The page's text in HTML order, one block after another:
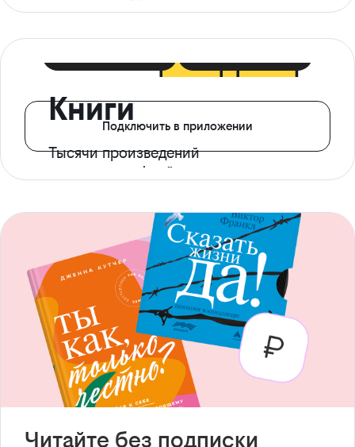
ограничений*
Книги
Тысячи произведений
с доступом офлайн
Подключить в приложении
Читайте без подписки